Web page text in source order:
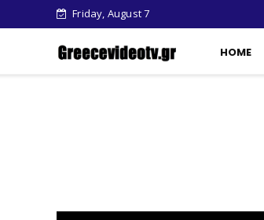
Friday, August 7
HOME